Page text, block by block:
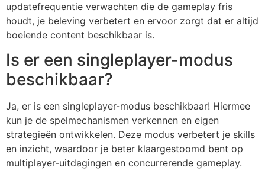
updatefrequentie verwachten die de gameplay fris
houdt, je beleving verbetert en ervoor zorgt dat er altijd
boeiende content beschikbaar is.
Is er een singleplayer-modus
beschikbaar?
Ja, er is een singleplayer-modus beschikbaar! Hiermee
kun je de spelmechanismen verkennen en eigen
strategieën ontwikkelen. Deze modus verbetert je skills
en inzicht, waardoor je beter klaargestoomd bent op
multiplayer-uitdagingen en concurrerende gameplay.